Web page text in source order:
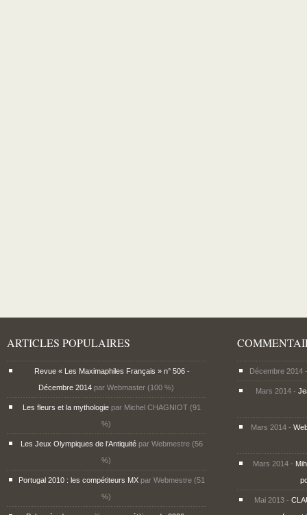
ARTICLES POPULAIRES
Revue « Les Maximaphiles Français » n° 506 -
Décembre 2014 par Webmaster (100 %)
Les fleurs et la mythologie par Michel CHAGNIOT (91
%)
Les Jeux Olympiques de l’Antiquité par Webmestre (56
%)
Portugal 2010 : les compétiteurs MX par Webmestre (51
%)
Décembre
Mars 2014 -
Mars 2014 -
Mars 2014 -
Mai 2013 -